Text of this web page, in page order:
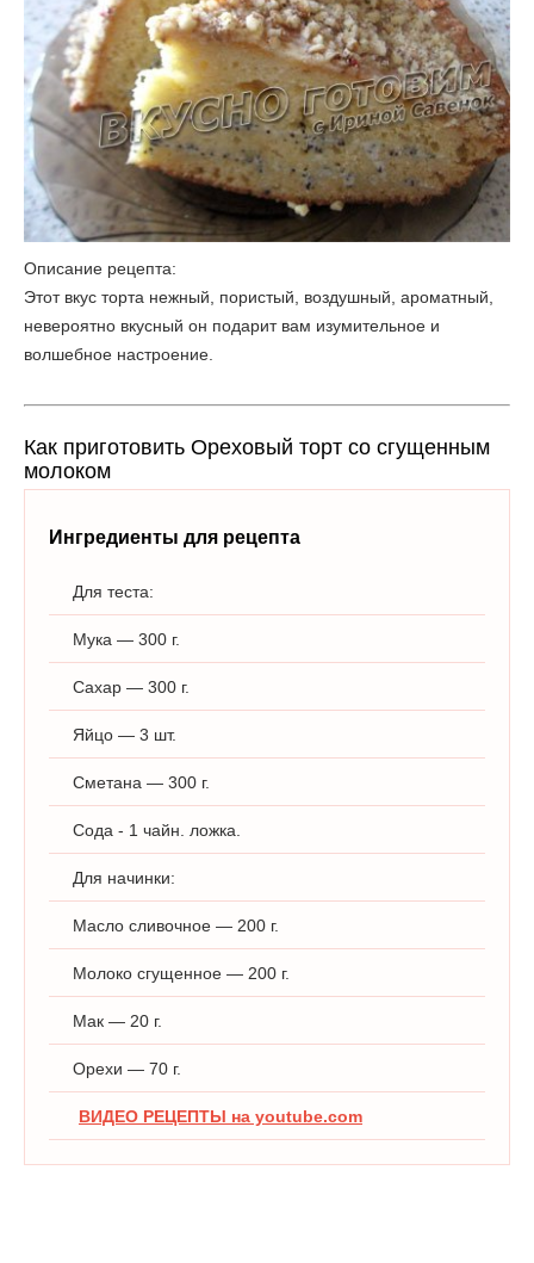
Описание рецепта:
Этот вкус торта нежный, пористый, воздушный, ароматный,
невероятно вкусный он подарит вам изумительное и
волшебное настроение.
Как приготовить Ореховый торт со сгущенным
молоком
Ингредиенты для рецепта
Для теста:
Мука — 300 г.
Сахар — 300 г.
Яйцо — 3 шт.
Сметана — 300 г.
Сода - 1 чайн. ложка.
Для начинки:
Масло сливочное — 200 г.
Молоко сгущенное — 200 г.
Мак — 20 г.
Орехи — 70 г.
ВИДЕО РЕЦЕПТЫ на youtube.com